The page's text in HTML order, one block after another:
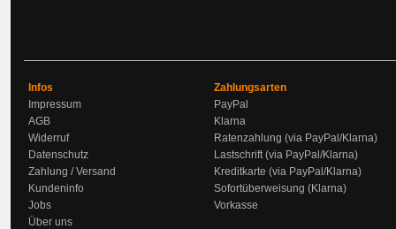
Infos
Impressum
AGB
Widerruf
Datenschutz
Zahlung / Versand
Kundeninfo
Jobs
Über uns
Zahlungsarten
PayPal
Klarna
Ratenzahlung (via PayPal/Klarna)
Lastschrift (via PayPal/Klarna)
Kreditkarte (via PayPal/Klarna)
Sofortüberweisung (Klarna)
Vorkasse